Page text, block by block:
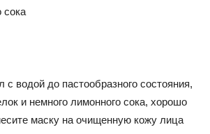
сока
водой до пастообразного состояния,
и немного лимонного сока, хорошо
маску на очищенную кожу лица